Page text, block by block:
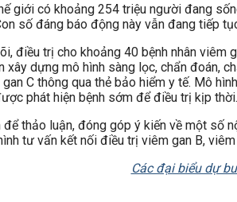
giới có khoảng 254 triệu người đang
số đáng báo động này vẫn đang tiếp
điều trị cho khoảng 40 bệnh nhân
dựng mô hình sàng lọc, chẩn đoán,
C thông qua thẻ bảo hiểm y tế. Mô
phát hiện bệnh sớm để điều trị kịp
thảo luận, đóng góp ý kiến về một số
tư vấn kết nối điều trị viêm gan B,
Các đại biểu dự